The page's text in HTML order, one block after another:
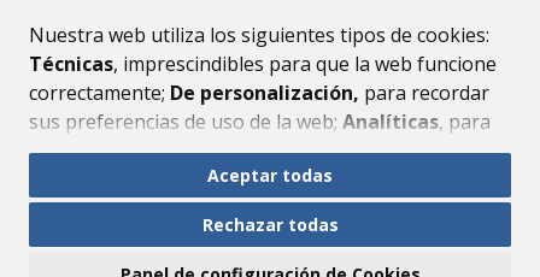
Nuestra web utiliza los siguientes tipos de cookies:
Técnicas, imprescindibles para que la web funcione
correctamente; De personalización, para recordar
sus preferencias de uso de la web; Analíticas, para
mejorar el funcionamiento de la web y sus servicios.
Si acepta pulsando el botón“Aceptar todas”
consideramos que acepta su uso. Si pulsa el botón
Aceptar todas
Rechazar todas